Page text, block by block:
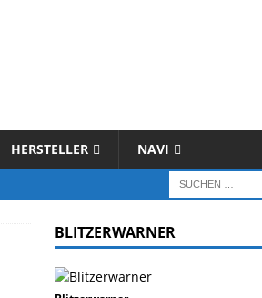
HERSTELLER NAVI
BLITZERWARNER